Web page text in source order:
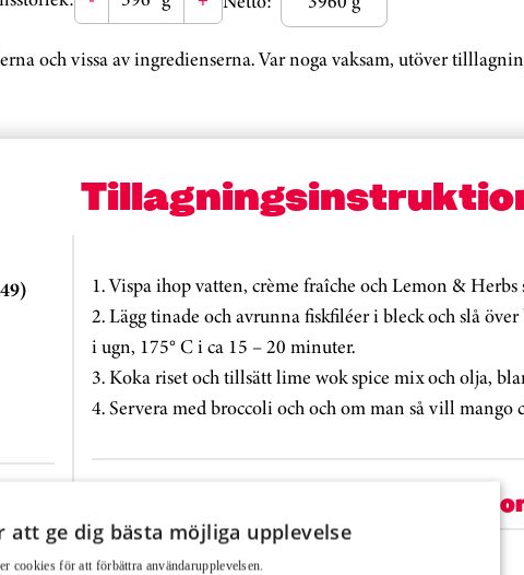
och vissa av ingredienserna. Var noga vaksam, utöver
1. Vispa ihop vatten, crème fraîche och Lemon & Herbs
2. Lägg tinade och avrunna fiskfiléer i bleck och slå
i ugn, 175° C i ca 15 – 20 minuter.
3. Koka riset och tillsätt lime wok spice mix och olja,
4. Servera med broccoli och och om man så vill mango
Per
Energi (kJ)
att ge dig bästa möjliga upplevelse
cookies för att för­bättra användar­upplevelsen.